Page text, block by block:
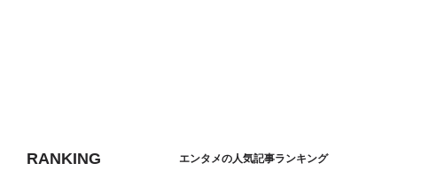
RANKING エンタメの人気記事ランキング